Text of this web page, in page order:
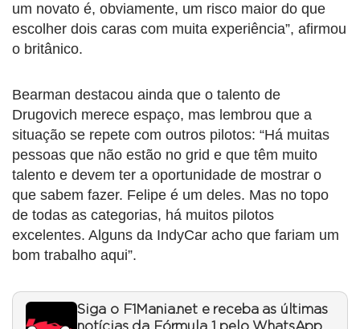
um novato é, obviamente, um risco maior do que
escolher dois caras com muita experiência”, afirmou
o britânico.
Bearman destacou ainda que o talento de
Drugovich merece espaço, mas lembrou que a
situação se repete com outros pilotos: “Há muitas
pessoas que não estão no grid e que têm muito
talento e devem ter a oportunidade de mostrar o
que sabem fazer. Felipe é um deles. Mas no topo
de todas as categorias, há muitos pilotos
excelentes. Alguns da IndyCar acho que fariam um
bom trabalho aqui”.
Siga o F1Mania.net e receba as últimas